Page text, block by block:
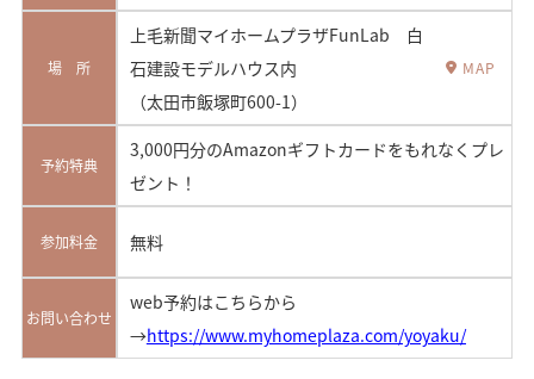
場 所
上毛新聞マイホームプラザFunLab 白
石建設モデルハウス内
（太田市飯塚町600-1）
MAP
予約特典
3,000円分のAmazonギフトカードをもれなくプレ
ゼント！
参加料金 無料
お問い合わせ
web予約はこちらから
→https://www.myhomeplaza.com/yoyaku/